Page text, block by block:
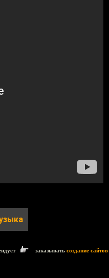
заказывать создание сайтов